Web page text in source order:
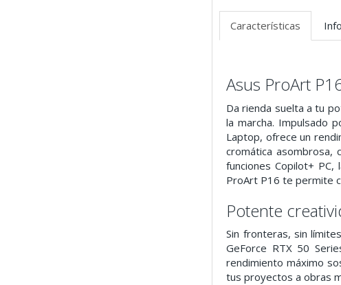
Características
Asus ProArt
Da rienda suelta a tu
la marcha. Impulsado
Laptop, ofrece un
cromática asombrosa,
funciones Copilot+
ProArt P16 te permite
Potente
Sin fronteras, sin
GeForce RTX 50
rendimiento máximo
tus proyectos a obras